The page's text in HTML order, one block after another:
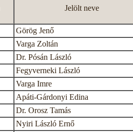
Jelölt neve
Görög Jenő
Varga Zoltán
Dr. Pósán László
Fegyverneki László
Varga Imre
Apáti-Gárdonyi Edina
Dr. Orosz Tamás
Nyiri László Ernő